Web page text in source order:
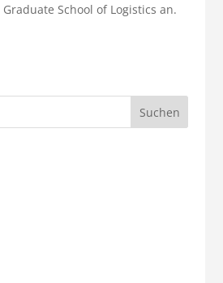
School of Logistics an.